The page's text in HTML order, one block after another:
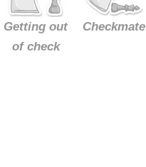
Getting out
of check
Checkmate